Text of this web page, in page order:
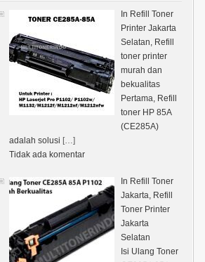
In Refill Toner
Printer Jakarta
Selatan, Refill
toner printer
murah dan
bekualitas
Pertama, Refill
toner HP 85A
(CE285A)
adalah solusi […]
Tidak ada komentar
In Refill Toner
Jakarta, Refill
Toner Printer
Jakarta
Selatan
Isi Ulang Toner